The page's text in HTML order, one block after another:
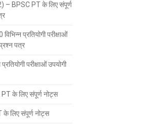
– BPSC PT के लिए संपूर्ण
प्रतियोगी परीक्षाओं
पत्र
परीक्षाओं उपयोगी
के लिए संपूर्ण नोट्स
के लिए संपूर्ण नोट्स